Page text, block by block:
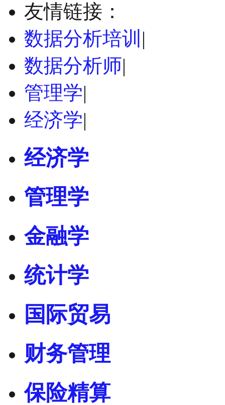
友情链接：
数据分析培训 |
数据分析师|
管理学|
经济学|
经济学
管理学
金融学
统计学
国际贸易
财务管理
保险精算